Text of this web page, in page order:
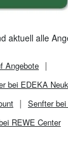
aktuell alle
Angebote
bei EDEKA
Senfter
REWE Center